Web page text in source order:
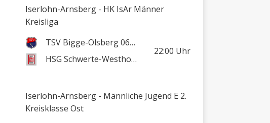
Iserlohn-Arnsberg - HK IsAr Männer
Kreisliga
TSV Bigge-Olsberg 06/08
HSG Schwerte-Westhofen
22:00 Uhr
Iserlohn-Arnsberg - Männliche Jugend E 2.
Kreisklasse Ost